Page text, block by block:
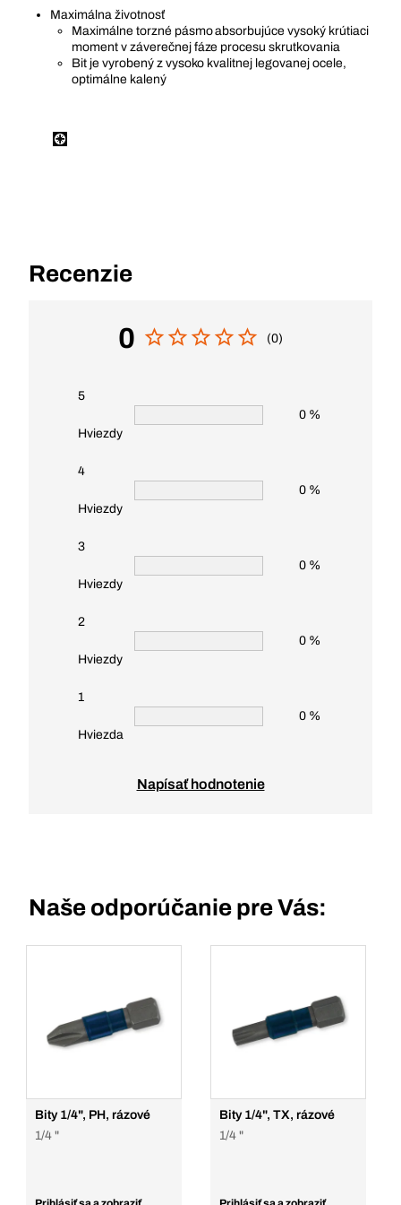
Maximálna životnosť
Maximálne torzné pásmo absorbujúce vysoký krútiaci
moment v záverečnej fáze procesu skrutkovania
Bit je vyrobený z vysoko kvalitnej legovanej ocele,
optimálne kalený
Recenzie
0 (0)
5
Hviezdy
0 %
4
Hviezdy
0 %
3
Hviezdy
0 %
2
Hviezdy
0 %
1
Hviezda
0 %
Napísať hodnotenie
Naše odporúčanie pre Vás:
Bity 1/4", PH, rázové
1/4 "
Bity 1/4", TX, rázové
1/4 "